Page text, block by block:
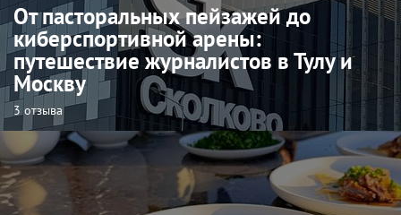
От пасторальных пейзажей до
киберспортивной арены:
путешествие журналистов в Тулу и
Москву
3 отзыва